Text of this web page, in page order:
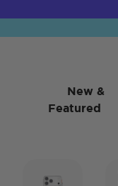
New &
Featured